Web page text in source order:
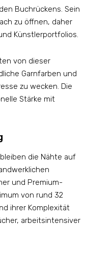
Buchrückens. Sein
zu öffnen, daher
Künstlerportfolios.
von dieser
Garnfarben und
zu wecken. Die
Stärke mit
die Nähte auf
und Premium-
von rund 32
ihrer Komplexität
arbeitsintensiver